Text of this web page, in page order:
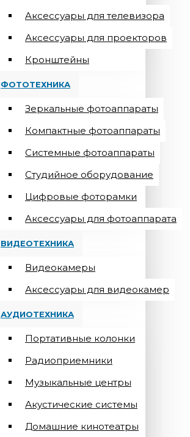
Aксессуары для телевизора
Аксессуары для проекторов
Кронштейны
ФОТОТЕХНИКА
Зеркальные фотоаппараты
Компактные фотоаппараты
Системные фотоаппараты
Студийное оборудование
Цифровые фоторамки
Aксессуары для фотоаппарата
ВИДЕОТЕХНИКА
Видеокамеры
Аксессуары для видеокамер
АУДИОТЕХНИКА
Портативные колонки
Радиоприемники
Музыкальные центры
Акустические системы
Домашние кинотеатры